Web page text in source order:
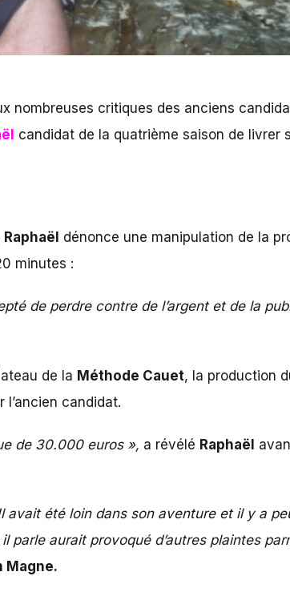
nombreuses critiques des anciens
candidat de la quatrième saison de livrer
Raphaël dénonce une manipulation de la
minutes :
de perdre contre de l’argent et de la
de la Méthode Cauet, la production
l’ancien candidat.
de 30.000 euros », a révélé Raphaël
avait été loin dans son aventure et il y a
aurait provoqué d’autres plaintes
Magne.